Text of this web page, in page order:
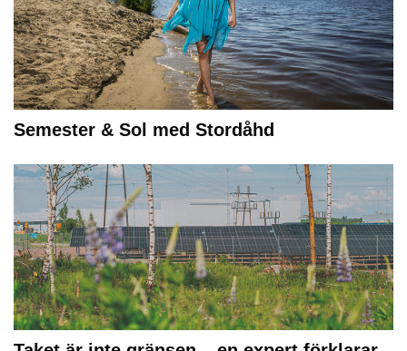
Semester & Sol med Stordåhd